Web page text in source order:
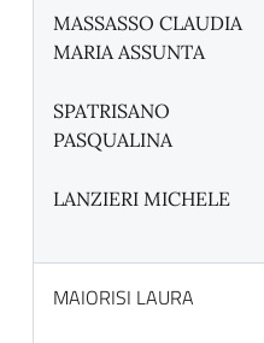
MASSASSO CLAUDIA
MARIA ASSUNTA
SPATRISANO
PASQUALINA
LANZIERI MICHELE
MAIORISI LAURA